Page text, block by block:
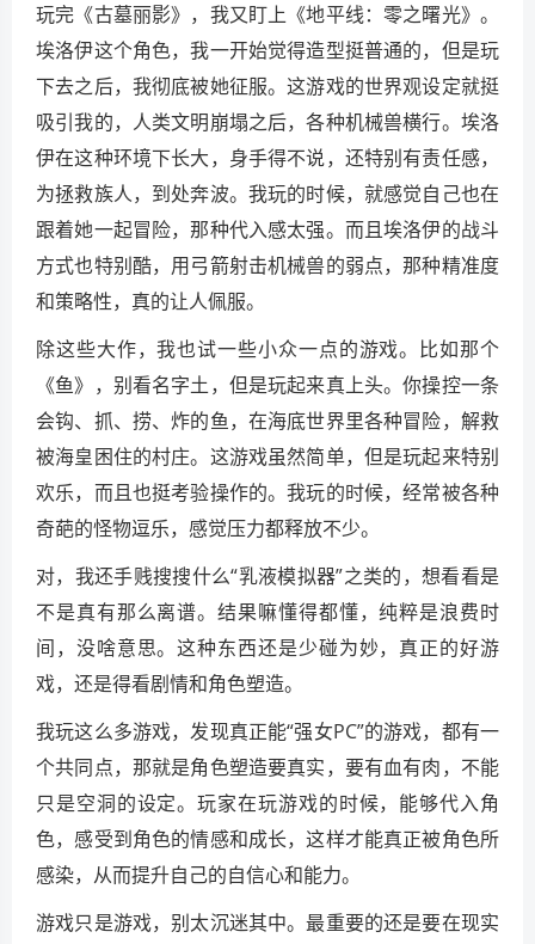
玩完《古墓丽影》，我又盯上《地平线：零之曙光》。
埃洛伊这个角色，我一开始觉得造型挺普通的，但是玩
下去之后，我彻底被她征服。这游戏的世界观设定就挺
吸引我的，人类文明崩塌之后，各种机械兽横行。埃洛
伊在这种环境下长大，身手得不说，还特别有责任感，
为拯救族人，到处奔波。我玩的时候，就感觉自己也在
跟着她一起冒险，那种代入感太强。而且埃洛伊的战斗
方式也特别酷，用弓箭射击机械兽的弱点，那种精准度
和策略性，真的让人佩服。
除这些大作，我也试一些小众一点的游戏。比如那个
《鱼》，别看名字土，但是玩起来真上头。你操控一条
会钩、抓、捞、炸的鱼，在海底世界里各种冒险，解救
被海皇困住的村庄。这游戏虽然简单，但是玩起来特别
欢乐，而且也挺考验操作的。我玩的时候，经常被各种
奇葩的怪物逗乐，感觉压力都释放不少。
对，我还手贱搜搜什么“乳液模拟器”之类的，想看看是
不是真有那么离谱。结果嘛懂得都懂，纯粹是浪费时
间，没啥意思。这种东西还是少碰为妙，真正的好游
戏，还是得看剧情和角色塑造。
我玩这么多游戏，发现真正能“强女PC”的游戏，都有一
个共同点，那就是角色塑造要真实，要有血有肉，不能
只是空洞的设定。玩家在玩游戏的时候，能够代入角
色，感受到角色的情感和成长，这样才能真正被角色所
感染，从而提升自己的自信心和能力。
游戏只是游戏，别太沉迷其中。最重要的还是要在现实